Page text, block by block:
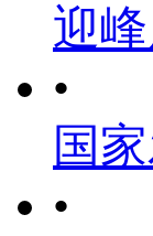
迎
•
国
•